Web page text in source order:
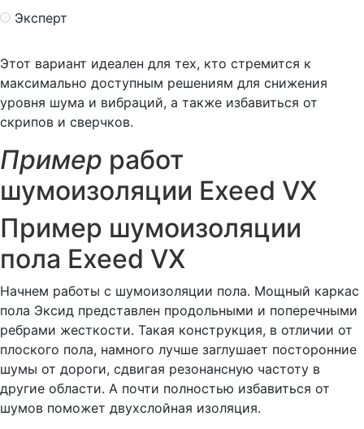
Эксперт
Этот вариант идеален для тех, кто стремится к
максимально доступным решениям для снижения
уровня шума и вибраций, а также избавиться от
скрипов и сверчков.
Пример работ
шумоизоляции Exeed VX
Пример шумоизоляции
пола Exeed VX
Начнем работы с шумоизоляции пола. Мощный каркас
пола Эксид представлен продольными и поперечными
ребрами жесткости. Такая конструкция, в отличии от
плоского пола, намного лучше заглушает посторонние
шумы от дороги, сдвигая резонансную частоту в
другие области. А почти полностью избавиться от
шумов поможет двухслойная изоляция.